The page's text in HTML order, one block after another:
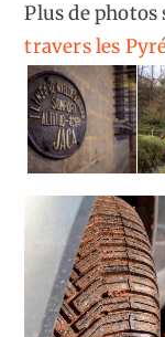
Plus de
travers les